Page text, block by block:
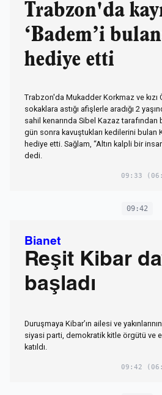
Trabzon'da
‘Badem’i
hediye etti
Trabzon'da Mukadder Korkmaz ve kızı
sokaklara astığı afişlerle aradığı 2
sahil kenarında Sibel Kazaz tarafından
gün sonra kavuştukları kedilerini bulan
hediye etti. Sağlam, “Altın kalpli bir
dedi.
09:33
09:42
Bianet
Reşit Kibar
başladı
Duruşmaya Kibar’ın ailesi ve
siyasi parti, demokratik kitle örgütü ve
katıldı.
09:42